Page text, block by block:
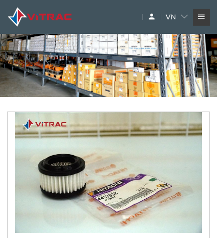
SIÊU THỊ MÁY XÂY DỰNG
THƯƠNG HIỆU
DỊCH VỤ
PHỤ TÙNG
VN